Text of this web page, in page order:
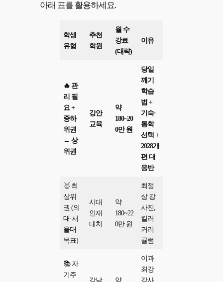
아래 표를 활용하세요.
학생
유형
추천
학원
월 수
강료
(대략)
이유
🔥 관
리 필
요 +
중하
위권
→ 상
위권
강안
교육
약
180~20
0만 원
당일
깨기
학습
법 +
기숙·
통학
선택 +
2028개
편 대
응반
🥇 최
상위
권 (의
대·서
울대
목표)
시대
인재
대치
약
180~22
0만 원
최정
상 강
사진,
킬러
커리
큘럼
📚 자
기주
강남
약
이과
최강
강사